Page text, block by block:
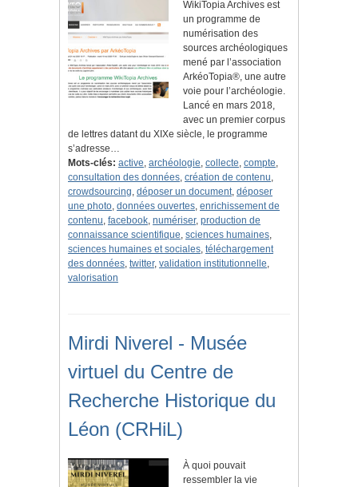
WikiTopia Archives est
un programme de
numérisation des
sources archéologiques
mené par l’association
ArkéoTopia®, une autre
voie pour l’archéologie.
Lancé en mars 2018,
avec un premier corpus
de lettres datant du XIXe siècle, le programme
s’adresse…
Mots-clés: active, archéologie, collecte, compte,
consultation des données, création de contenu,
crowdsourcing, déposer un document, déposer
une photo, données ouvertes, enrichissement de
contenu, facebook, numériser, production de
connaissance scientifique, sciences humaines,
sciences humaines et sociales, téléchargement
des données, twitter, validation institutionnelle,
valorisation
Mirdi Niverel - Musée
virtuel du Centre de
Recherche Historique du
Léon (CRHiL)
À quoi pouvait
ressembler la vie